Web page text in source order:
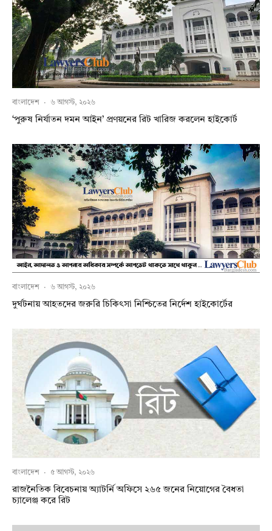
বাংলাদেশ · ৬ আগস্ট, ২০২৬
‘পুরুষ নির্যাতন দমন আইন’ প্রণয়নের রিট খারিজ করলেন হাইকোর্ট
বাংলাদেশ · ৬ আগস্ট, ২০২৬
দুর্ঘটনায় আহতদের জরুরি চিকিৎসা নিশ্চিতের নির্দেশ হাইকোর্টের
বাংলাদেশ · ৫ আগস্ট, ২০২৬
রাজনৈতিক বিবেচনায় অ‍্যাটর্নি অফিসে ২৬৫ জনের নিয়োগের বৈধতা
চ্যালেঞ্জ করে রিট